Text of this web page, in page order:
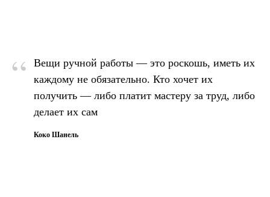
“
Вещи ручной работы — это роскошь, иметь их
каждому не обязательно. Кто хочет их
получить — либо платит мастеру за труд, либо
делает их сам
Коко Шанель